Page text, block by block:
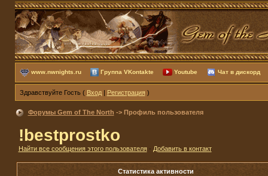
www.nwnights.ru Группа VKontakte Youtube Чат в дискорд
Здравствуйте Гость ( Вход| Регистрация)
Форумы Gem of The North -> Профиль пользователя
!bestprostko
Найти все сообщения этого пользователя· Добавить в контакт
Статистика активности